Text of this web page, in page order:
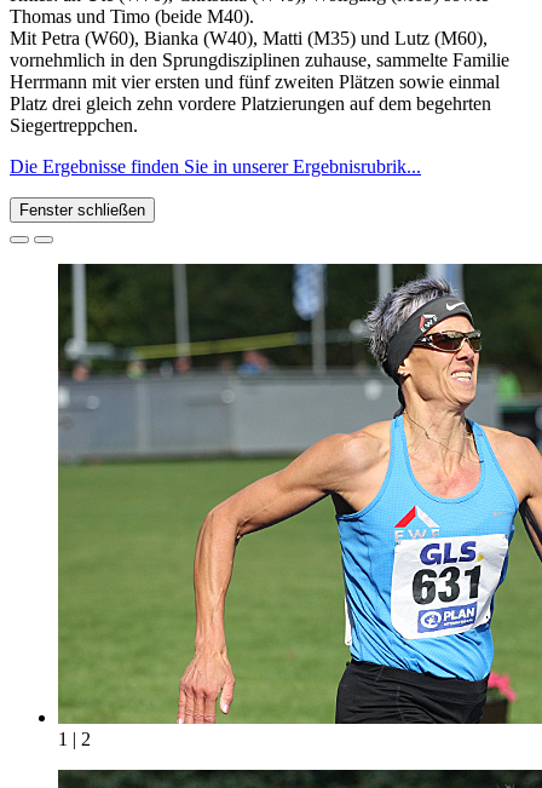
Thomas und Timo (beide M40).
Mit Petra (W60), Bianka (W40), Matti (M35) und Lutz (M60),
vornehmlich in den Sprungdisziplinen zuhause, sammelte Familie
Herrmann mit vier ersten und fünf zweiten Plätzen sowie einmal
Platz drei gleich zehn vordere Platzierungen auf dem begehrten
Siegertreppchen.
Die Ergebnisse finden Sie in unserer Ergebnisrubrik...
Fenster schließen
1 | 2